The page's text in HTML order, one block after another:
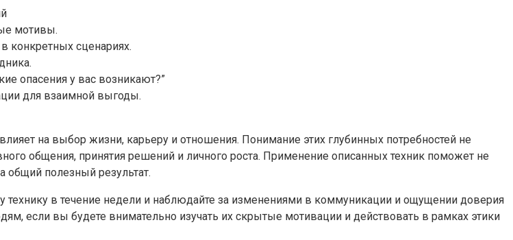
мотивы.
конкретных сценариях.
опасения у вас возникают?”
для взаимной выгоды.
на выбор жизни, карьеру и отношения. Понимание этих глубинных потребностей не
общения, принятия решений и личного роста. Применение описанных техник поможет не
общий полезный результат.
технику в течение недели и наблюдайте за изменениями в коммуникации и ощущении доверия
если вы будете внимательно изучать их скрытые мотивации и действовать в рамках этики